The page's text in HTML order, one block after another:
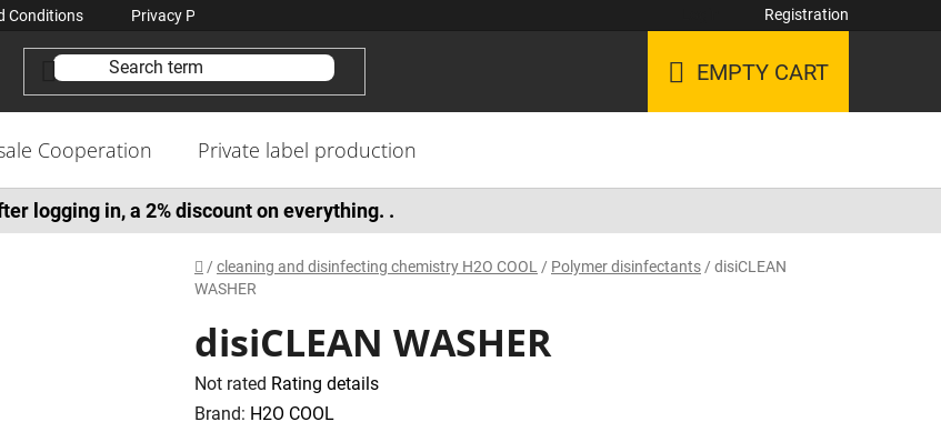
Conditions Privacy Policy Conditions Registration
EMPTY CART
Cooperation Private label production
logging in, a 2% discount on everything. .
Home
/ cleaning and disinfecting chemistry H2O COOL / Polymer disinfectants / disiCLEAN
WASHER
disiCLEAN WASHER
The
average
Not rated Rating details
Brand: H2O COOL